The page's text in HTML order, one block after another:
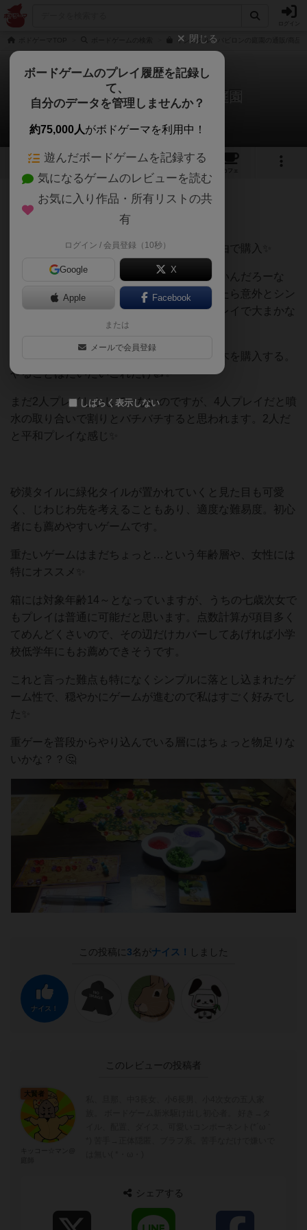
イシュタル：バビロンの庭園の通販/商品
イシュタル：バビロンの庭園
キッコー☆マン@庭師さんのレビュー
5 5
カフェ
512名 3名 0 6年以上前
見た目の華やかさと庭師物が好きという理由で購入✨
箱も大きいしめちゃんこルールめんどくさいんだろーな
ー…と思っていたけどールブック読んでみたら意外とシン
プルなルールでルルブ読みながらの流しプレイで大まかな
流れは理解できます。
タイルを置く、アクションを解決する、樹木を購入する。
やることはだいたいこれだけ👍️✨
まだ2人プレイしかしていないのですが、4人プレイだと噴
水の取り合いで割りとバチバチすると思われます。2人だ
と平和プレイな感じ✨
砂漠タイルに緑化タイルが置かれていくと見た目も可愛
く、じわじわ先を考えることもあり、適度な難易度。初心
者にも薦めやすいゲームです。
重たいゲームはまだちょっと…という年齢層や、女性には
特にオススメ✨
箱には対象年齢14～となっていますが、うちの七歳次女で
もプレイは普通に可能だと思います。点数計算が項目多く
てめんどくさいので、その辺だけカバーしてあげれば小学
校低学年にもお薦めできそうです。
これと言った難点も特になくシンプルに落とし込まれたゲ
ーム性で、穏やかにゲームが進むので私はすごく好みでし
た✨
重ゲーを普段からやり込んでいる層にはちょっと物足りな
いかな？？🤔
この投稿に 3名がナイス！ しました
ナイス！
このレビューの投稿者
大賢者
シェアする
閉じる
ボードゲームのプレイ履歴を記録し
て、
自分のデータを管理しませんか？
約75,000人がボドゲーマを利用中！
遊んだボードゲームを記録する
気になるゲームのレビューを読む
お気に入り作品・所有リストの共
有
ログイン / 会員登録（10秒）
Google X
Apple Facebook
または
メールで会員登録
しばらく表示しない